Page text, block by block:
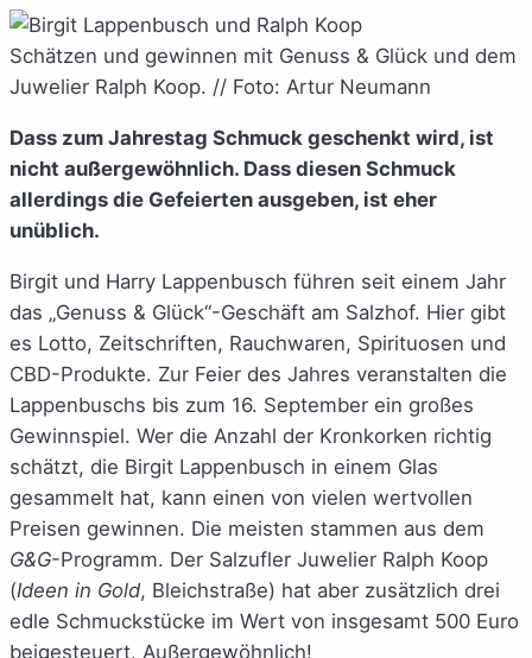
Schätzen und gewinnen mit Genuss & Glück und dem
Juwelier Ralph Koop. // Foto: Artur Neumann
Dass zum Jahrestag Schmuck geschenkt wird, ist
nicht außergewöhnlich. Dass diesen Schmuck
allerdings die Gefeierten ausgeben, ist eher
unüblich.
Birgit und Harry Lappenbusch führen seit einem Jahr
das „Genuss & Glück“-Geschäft am Salzhof. Hier gibt
es Lotto, Zeitschriften, Rauchwaren, Spirituosen und
CBD-Produkte. Zur Feier des Jahres veranstalten die
Lappenbuschs bis zum 16. September ein großes
Gewinnspiel. Wer die Anzahl der Kronkorken richtig
schätzt, die Birgit Lappenbusch in einem Glas
gesammelt hat, kann einen von vielen wertvollen
Preisen gewinnen. Die meisten stammen aus dem
G&G-Programm. Der Salzufler Juwelier Ralph Koop
(Ideen in Gold, Bleichstraße) hat aber zusätzlich drei
edle Schmuckstücke im Wert von insgesamt 500 Euro
beigesteuert. Außergewöhnlich!